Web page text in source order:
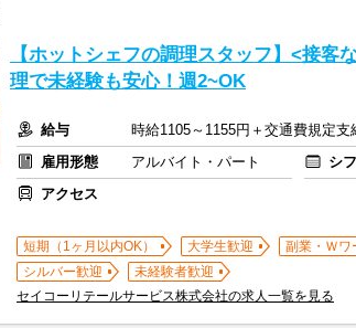
【ホットシェフの調理スタッフ】<接客
理で未経験も安心！週2~OK
給与
時給1105～1155円＋交通費規定支
雇用形態
アルバイト・パート シ
アクセス
短期（1ヶ月以内OK） 大学生歓迎
副業・Ｗワ
シルバー歓迎
未経験者歓迎
セイコーリテールサービス株式会社の求人一覧を見る